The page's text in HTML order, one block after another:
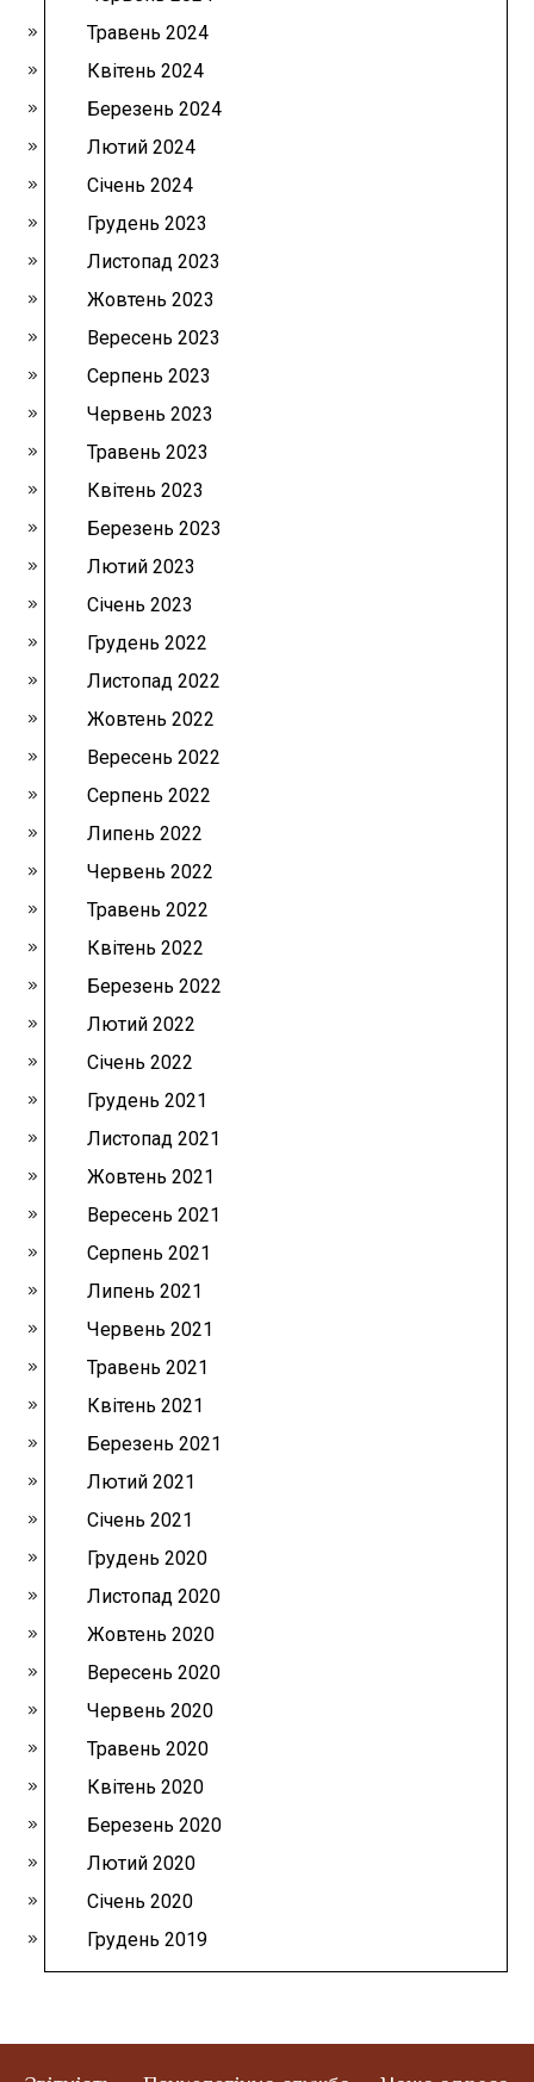
Травень 2024
Квітень 2024
Березень 2024
Лютий 2024
Січень 2024
Грудень 2023
Листопад 2023
Жовтень 2023
Вересень 2023
Серпень 2023
Червень 2023
Травень 2023
Квітень 2023
Березень 2023
Лютий 2023
Січень 2023
Грудень 2022
Листопад 2022
Жовтень 2022
Вересень 2022
Серпень 2022
Липень 2022
Червень 2022
Травень 2022
Квітень 2022
Березень 2022
Лютий 2022
Січень 2022
Грудень 2021
Листопад 2021
Жовтень 2021
Вересень 2021
Серпень 2021
Липень 2021
Червень 2021
Травень 2021
Квітень 2021
Березень 2021
Лютий 2021
Січень 2021
Грудень 2020
Листопад 2020
Жовтень 2020
Вересень 2020
Червень 2020
Травень 2020
Квітень 2020
Березень 2020
Лютий 2020
Січень 2020
Грудень 2019